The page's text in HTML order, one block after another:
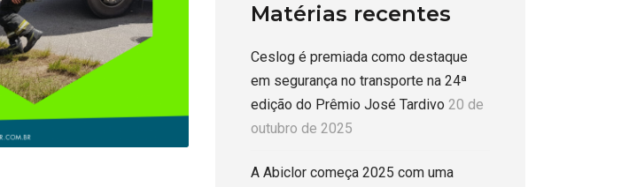
Matérias recentes
Ceslog é premiada como destaque
em segurança no transporte na 24ª
edição do Prêmio José Tardivo 20 de
outubro de 2025
A Abiclor começa 2025 com uma